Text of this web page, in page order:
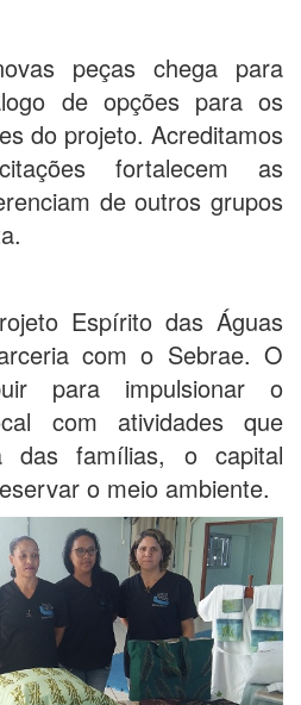
peças chega para
de opções para os
do projeto. Acreditamos
fortalecem as
de outros grupos
Espírito das Águas
com o Sebrae. O
para impulsionar o
com atividades que
das famílias, o capital
o meio ambiente.